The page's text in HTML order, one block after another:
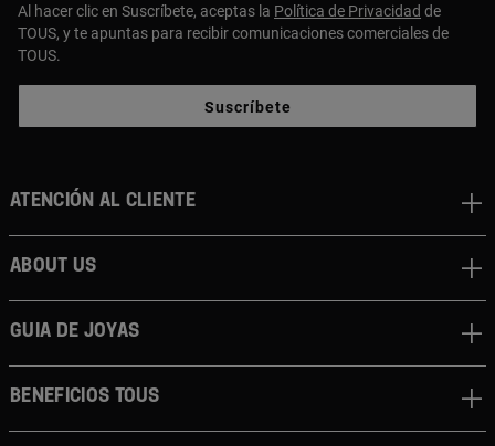
Al hacer clic en Suscríbete, aceptas la Política de Privacidad de
TOUS, y te apuntas para recibir comunicaciones comerciales de
TOUS.
Suscríbete
Atención al cliente
About us
Guia de joyas
Beneficios TOUS